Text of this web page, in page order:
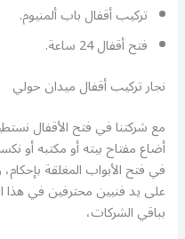
تركيب أقفال باب ألمنيوم.
فتح أقفال 24 ساعة.
نجار تركيب أقفال ميدان حولي
مع شركتنا في فتح الأقفال
أضاع مفتاح بيته أو مكتبه أو
في فتح الأبواب المغلقة
على يد فنيين محترفين في هذا
بباقي الشركات،